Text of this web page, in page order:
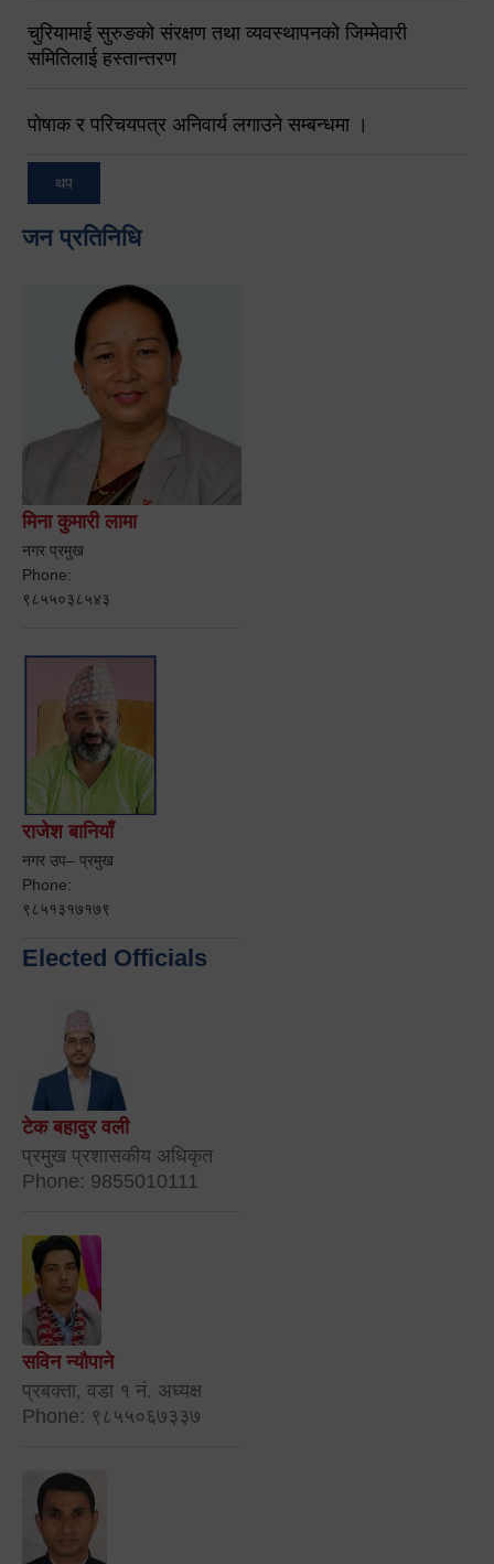
चुरियामाई सुरुङको संरक्षण तथा व्यवस्थापनको जिम्मेवारी
समितिलाई हस्तान्तरण
पोषाक र परिचयपत्र अनिवार्य लगाउने सम्बन्धमा ।
थप
जन प्रतिनिधि
मिना कुमारी लामा
नगर प्रमुख
Phone:
९८५५०३८५४३
राजेश बानियाँ
नगर उप– प्रमुख
Phone:
९८५१३१७१७९
Elected Officials
टेक बहादुर वली
प्रमुख प्रशासकीय अधिकृत
Phone: 9855010111
सविन न्यौपाने
प्रबक्ता, वडा १ नं. अध्यक्ष
Phone: ९८५५०६७३३७